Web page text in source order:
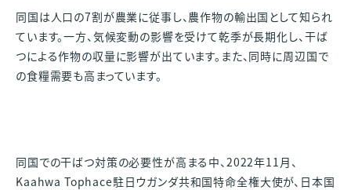
同国は人口の7割が農業に従事し、農作物の輸出国として知られ
ています。一方、気候変動の影響を受けて乾季が長期化し、干ば
つによる作物の収量に影響が出ています。また、同時に周辺国で
の食糧需要も高まっています。
同国での干ばつ対策の必要性が高まる中、2022年11月、
Kaahwa Tophace駐日ウガンダ共和国特命全権大使が、日本国